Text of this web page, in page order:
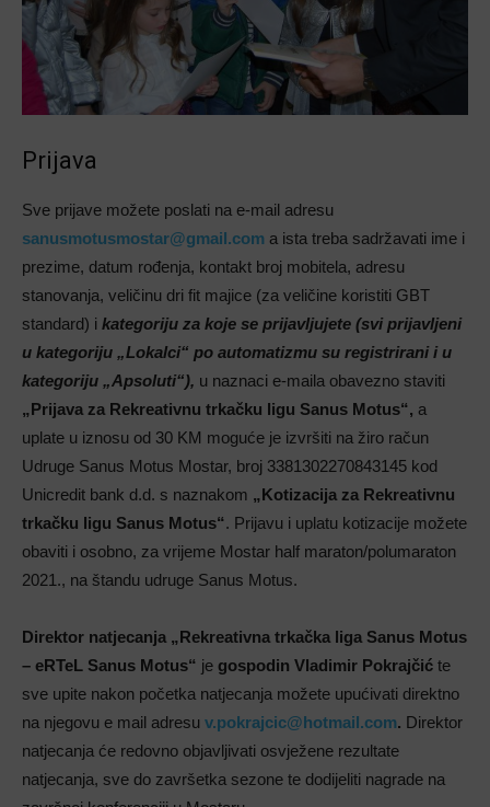
Prijava
Sve prijave možete poslati na e-mail adresu
sanusmotusmostar@gmail.com a ista treba sadržavati ime i
prezime, datum rođenja, kontakt broj mobitela, adresu
stanovanja, veličinu dri fit majice (za veličine koristiti GBT
standard) i kategoriju za koje se prijavljujete (svi prijavljeni
u kategoriju „Lokalci“ po automatizmu su registrirani i u
kategoriju „Apsoluti“), u naznaci e-maila obavezno staviti
„Prijava za Rekreativnu trkačku ligu Sanus Motus“, a
uplate u iznosu od 30 KM moguće je izvršiti na žiro račun
Udruge Sanus Motus Mostar, broj 3381302270843145 kod
Unicredit bank d.d. s naznakom „Kotizacija za Rekreativnu
trkačku ligu Sanus Motus“. Prijavu i uplatu kotizacije možete
obaviti i osobno, za vrijeme Mostar half maraton/polumaraton
2021., na štandu udruge Sanus Motus.
Direktor natjecanja „Rekreativna trkačka liga Sanus Motus
– eRTeL Sanus Motus“ je gospodin Vladimir Pokrajčić te
sve upite nakon početka natjecanja možete upućivati direktno
na njegovu e mail adresu v.pokrajcic@hotmail.com. Direktor
natjecanja će redovno objavljivati osvježene rezultate
natjecanja, sve do završetka sezone te dodijeliti nagrade na